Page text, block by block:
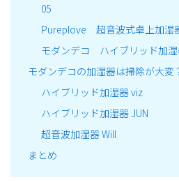
05
Pureplove 超音波式卓上加湿
モダンデコ ハイブリッド加
モダンデコの加湿器は掃除が大
ハイブリッド加湿器 viz
ハイブリッド加湿器 JUN
超音波加湿器 Will
まとめ